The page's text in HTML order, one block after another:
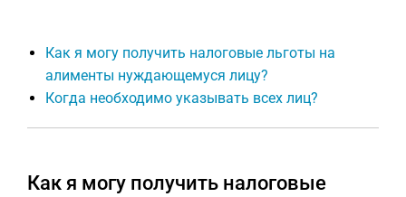
Как я могу получить налоговые льготы на
алименты нуждающемуся лицу?
Когда необходимо указывать всех лиц?
Как я могу получить налоговые